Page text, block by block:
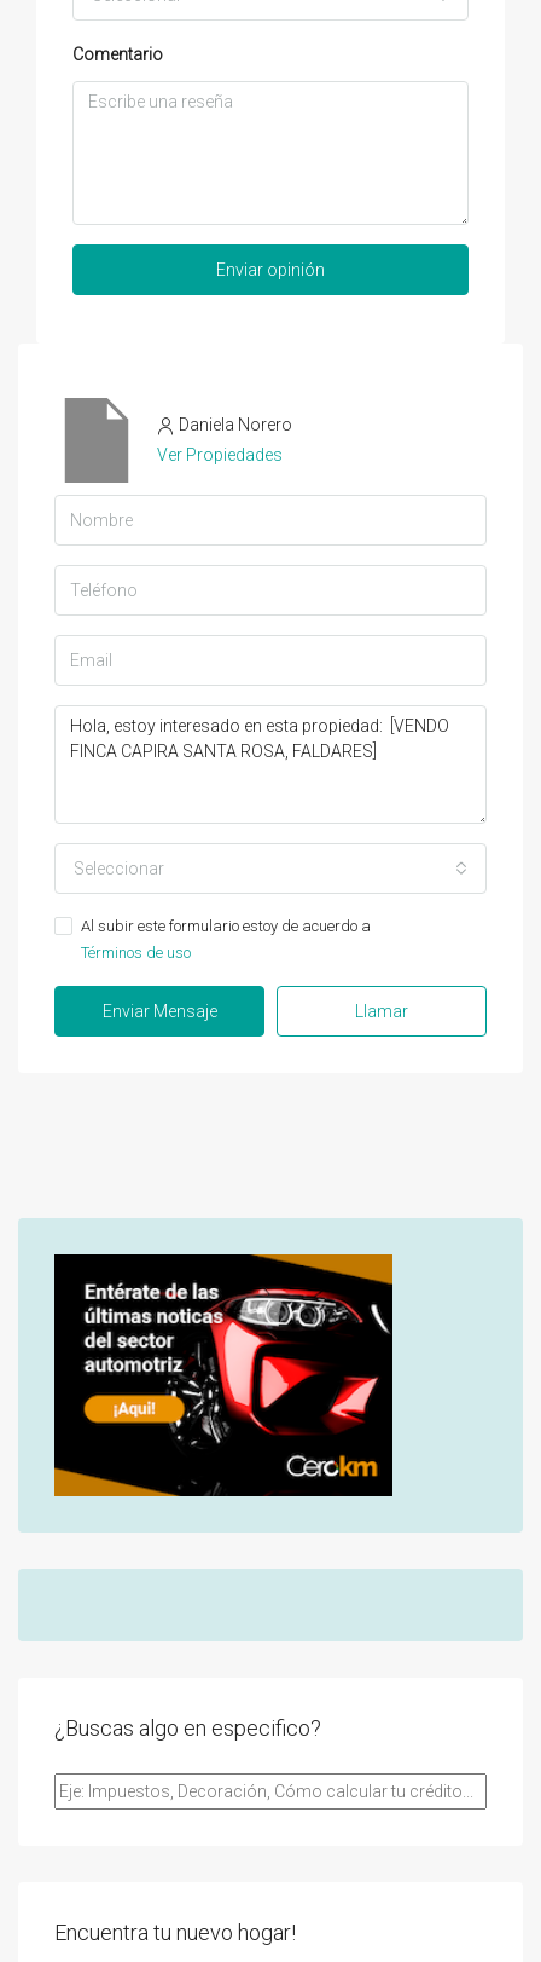
Comentario
Enviar opinión
Daniela Norero
Ver Propiedades
Seleccionar
Al subir este formulario estoy de acuerdo a
Términos de uso
Enviar Mensaje Llamar
¿Buscas algo en especifico?
Encuentra tu nuevo hogar!